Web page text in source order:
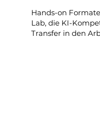
Hands-on
Lab, die KI-
Transfer in den